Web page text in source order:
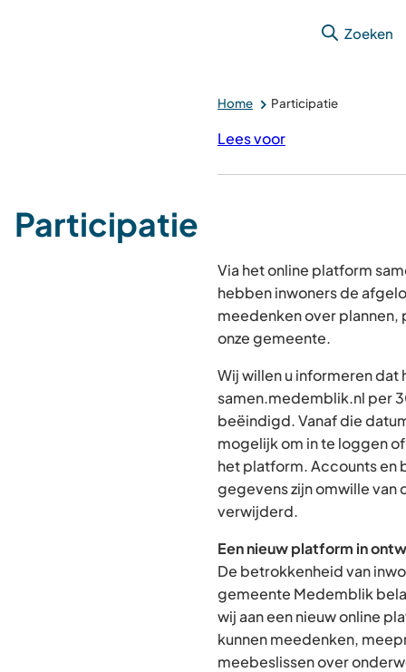
Zoeken
Home Participatie
Lees voor
Participatie
Via het online platform
hebben inwoners de
meedenken over
onze gemeente.
Wij willen u informeren dat
samen.medemblik.nl per
beëindigd. Vanaf die
mogelijk om in te loggen
het platform. Accounts en
gegevens zijn omwille van
verwijderd.
Een nieuw platform in
De betrokkenheid van
gemeente Medemblik
wij aan een nieuw online
kunnen meedenken,
meebeslissen over